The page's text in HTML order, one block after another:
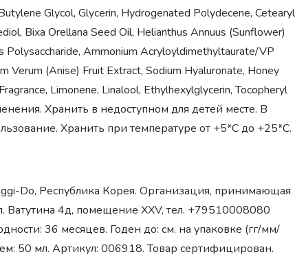
Glycol, Glycerin, Hydrogenated Polydecene, Cetearyl
Bixa Orellana Seed Oil, Helianthus Annuus (Sunflower)
Polysaccharide, Ammonium Acryloyldimethyltaurate/VP
Verum (Anise) Fruit Extract, Sodium Hyaluronate, Honey
Limonene, Linalool, Ethylhexylglycerin, Tocopheryl
Хранить в недоступном для детей месте. В
Хранить при температуре от +5*С до +25*С.
Do, Республика Корея. Организация, принимающая
4д, помещение XXV, тел. +79510008080
36 месяцев. Годен до: см. на упаковке (гг/мм/
50 мл. Артикул: 006918. Товар сертифицирован.